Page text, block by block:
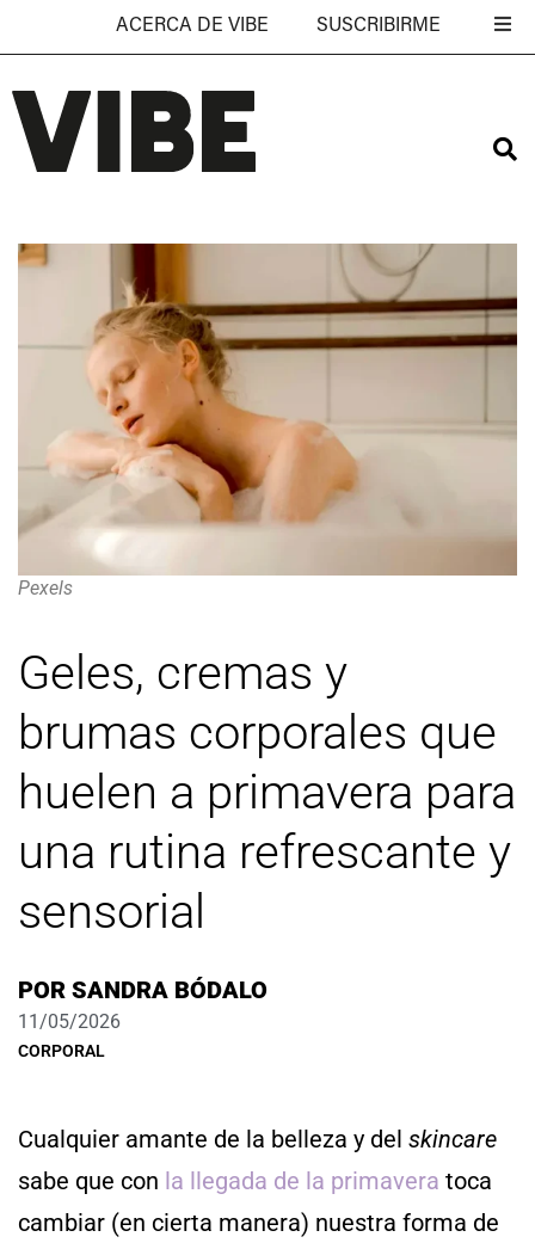
ACERCA DE VIBE SUSCRIBIRME
Pexels
Geles, cremas y
brumas corporales que
huelen a primavera para
una rutina refrescante y
sensorial
POR SANDRA BÓDALO
11/05/2026
CORPORAL
Cualquier amante de la belleza y del skincare
sabe que con la llegada de la primavera toca
cambiar (en cierta manera) nuestra forma de